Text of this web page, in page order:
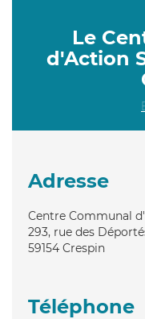
Le
d'Action
Adresse
Centre Communal
293, rue des
59154 Crespin
Téléphone